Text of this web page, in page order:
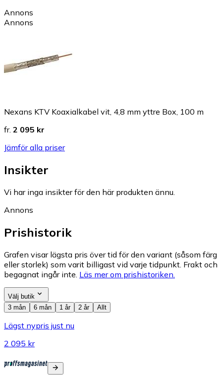
Annons
Annons
Nexans KTV Koaxialkabel vit, 4,8 mm yttre Box, 100 m
fr. 2 095 kr
Jämför alla priser
Insikter
Vi har inga insikter för den här produkten ännu.
Annons
Prishistorik
Grafen visar lägsta pris över tid för den variant (såsom färg
eller storlek) som varit billigast vid varje tidpunkt. Frakt och
begagnat ingår inte. Läs mer om prishistoriken.
Välj butik
3 mån
6 mån 1 år 2 år Allt
Lägst nypris just nu
2 095 kr